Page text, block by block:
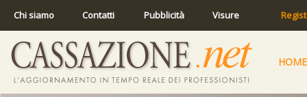
Chi siamo Contatti Pubblicità Visure
HOME